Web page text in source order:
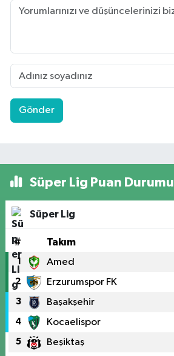
Gönder
Süper Lig Puan Durumu
Süper Lig
# Takım
1 Amed
2 Erzurumspor FK
3 Başakşehir
4 Kocaelispor
5 Beşiktaş